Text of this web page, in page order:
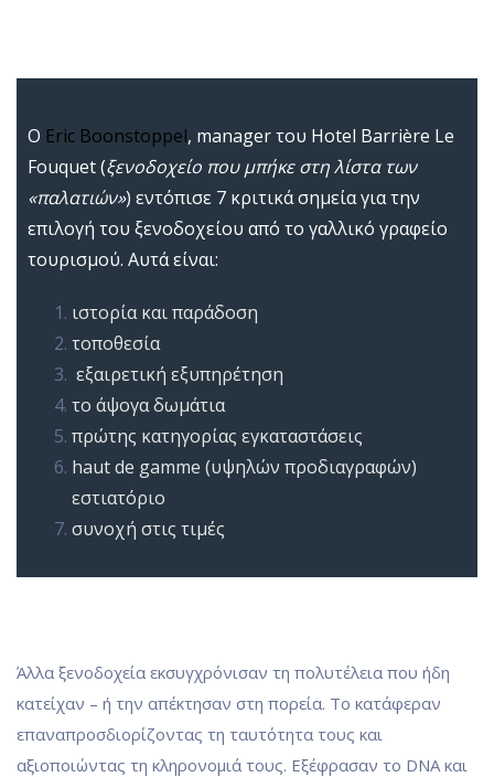
Ο Eric Boonstoppel, manager του Hotel Barrière Le
Fouquet(ξενοδοχείο που μπήκε στη λίστα των
«παλατιών») εντόπισε 7 κριτικά σημείαγια την
επιλογή του ξενοδοχείου από το γαλλικό γραφείο
τουρισμού. Αυτά είναι:
ιστορία και παράδοση
τοποθεσία
εξαιρετική εξυπηρέτηση
το άψογα δωμάτια
πρώτης κατηγορίας εγκαταστάσεις
haut de gamme (υψηλών προδιαγραφών)
εστιατόριο
συνοχή στις τιμές
Άλλα ξενοδοχεία εκσυγχρόνισαν τη πολυτέλεια που ήδη
κατείχαν – ή την απέκτησαν στη πορεία. Το κατάφεραν
επαναπροσδιορίζοντας τη ταυτότητα τους και
αξιοποιώντας τη κληρονομιά τους. Εξέφρασαν το DNA και